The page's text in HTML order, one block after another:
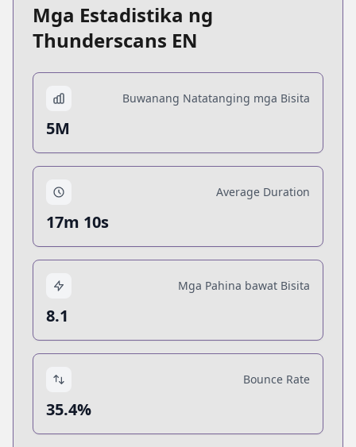
Mga Estadistika ng
Thunderscans EN
Buwanang Natatanging mga Bisita
5M
Average Duration
17m 10s
Mga Pahina bawat Bisita
8.1
Bounce Rate
35.4%